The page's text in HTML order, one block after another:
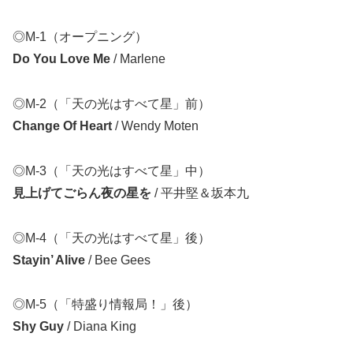
◎M-1（オープニング）
Do You Love Me / Marlene
◎M-2（「天の光はすべて星」前）
Change Of Heart / Wendy Moten
◎M-3（「天の光はすべて星」中）
見上げてごらん夜の星を / 平井堅＆坂本九
◎M-4（「天の光はすべて星」後）
Stayin’ Alive / Bee Gees
◎M-5（「特盛り情報局！」後）
Shy Guy / Diana King